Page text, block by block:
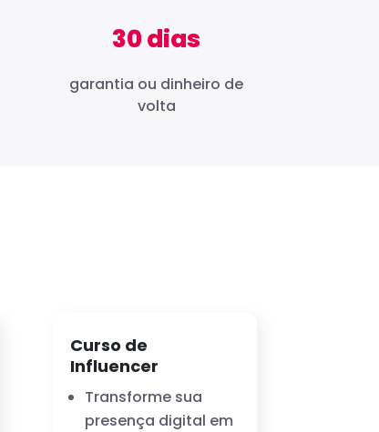
30 dias
garantia ou dinheiro de
volta
Curso de
Influencer
Transforme sua
presença digital em